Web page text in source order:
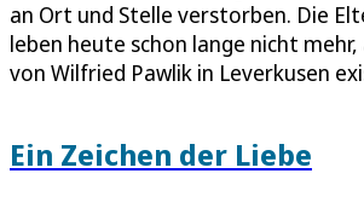
an Ort und Stelle verstorben. Die
leben heute schon lange nicht mehr,
von Wilfried Pawlik in Leverkusen
Ein Zeichen der Liebe